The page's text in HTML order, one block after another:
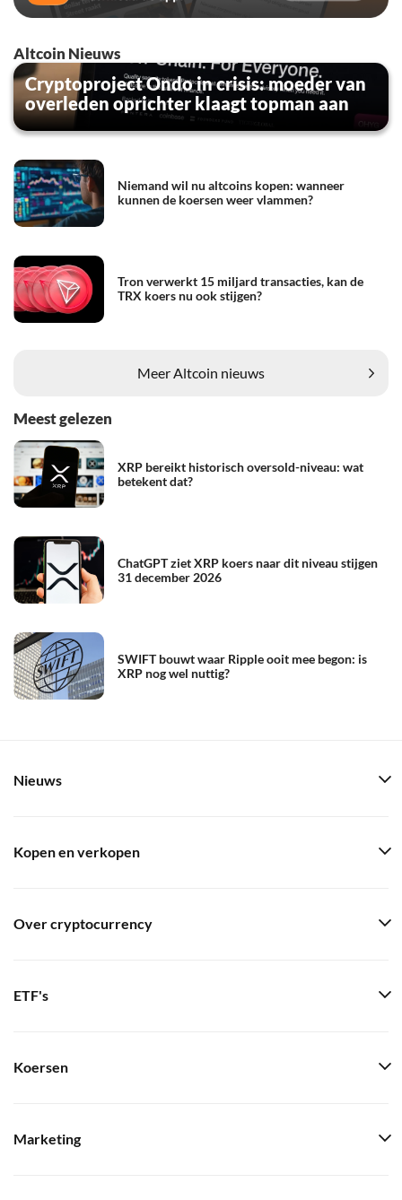
Altcoin Nieuws
Cryptoproject Ondo in crisis: moeder van
overleden oprichter klaagt topman aan
Niemand wil nu altcoins kopen: wanneer
kunnen de koersen weer vlammen?
Tron verwerkt 15 miljard transacties, kan de
TRX koers nu ook stijgen?
Meer Altcoin nieuws
Meest gelezen
XRP bereikt historisch oversold-niveau: wat
betekent dat?
ChatGPT ziet XRP koers naar dit niveau stijgen
31 december 2026
SWIFT bouwt waar Ripple ooit mee begon: is
XRP nog wel nuttig?
Nieuws
Kopen en verkopen
Over cryptocurrency
ETF's
Koersen
Marketing